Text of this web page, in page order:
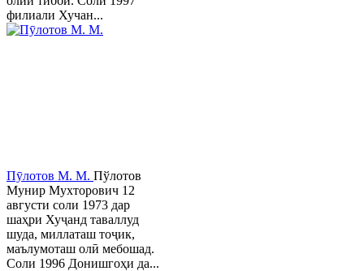
филиали Хучан...
Пӯлотов М. М. Пўлотов
Мунир Мухторович 12
августи соли 1973 дар
шаҳри Хуҷанд таваллуд
шуда, миллаташ тоҷик,
маълумоташ олӣ мебошад.
Соли 1996 Донишгоҳи да...